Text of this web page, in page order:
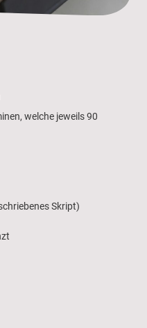
welche jeweils 90
Skript)